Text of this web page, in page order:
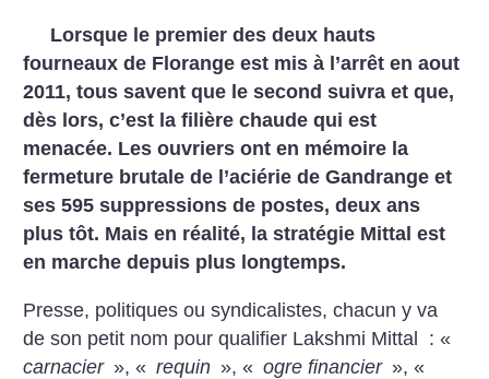
Lorsque le premier des deux hauts
fourneaux de Florange est mis à l’arrêt en aout
2011, tous savent que le second suivra et que,
dès lors, c’est la filière chaude qui est
menacée. Les ouvriers ont en mémoire la
fermeture brutale de l’aciérie de Gandrange et
ses 595 suppressions de postes, deux ans
plus tôt. Mais en réalité, la stratégie Mittal est
en marche depuis plus longtemps.
Presse, politiques ou syndicalistes, chacun y va
de son petit nom pour qualifier Lakshmi Mittal : «
carnacier », « requin », « ogre financier », «